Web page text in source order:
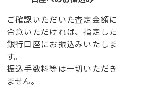
ご確認いただいた査定金額に
合意いただければ、指定した
銀行口座にお振込みいたしま
す。
振込手数料等は一切いただき
ません。